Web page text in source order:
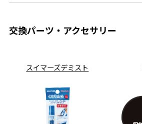
交換パーツ・アクセサリー
スイマーズデミスト